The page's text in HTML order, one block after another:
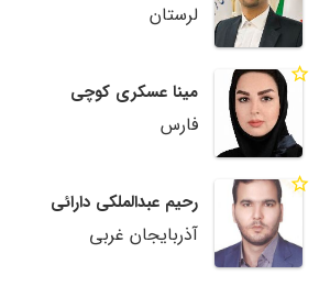
لرستان
مینا عسکری کوچی
فارس
رحیم عبدالملکی دارائی
آذربایجان غربی